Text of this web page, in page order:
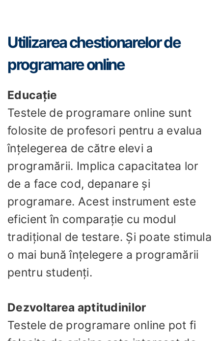
Utilizarea chestionarelor de
programare online
Educaţie
Testele de programare online sunt
folosite de profesori pentru a evalua
înțelegerea de către elevi a
programării. Implica capacitatea lor
de a face cod, depanare și
programare. Acest instrument este
eficient în comparație cu modul
tradițional de testare. Și poate stimula
o mai bună înțelegere a programării
pentru studenți.
Dezvoltarea aptitudinilor
Testele de programare online pot fi